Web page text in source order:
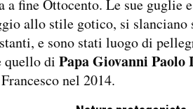
a fine Ottocento. Le sue guglie
allo stile gotico, si slanciano
e sono stati luogo di
quello di Papa Giovanni Paolo
nel 2014.